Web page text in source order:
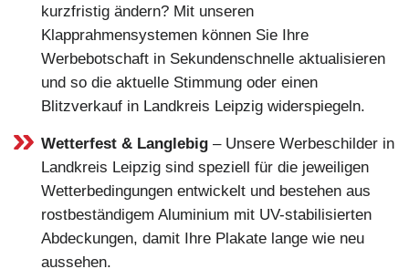
kurzfristig ändern? Mit unseren
Klapprahmensystemen können Sie Ihre
Werbebotschaft in Sekundenschnelle aktualisieren
und so die aktuelle Stimmung oder einen
Blitzverkauf in Landkreis Leipzig widerspiegeln.
Wetterfest & Langlebig – Unsere Werbeschilder in
Landkreis Leipzig sind speziell für die jeweiligen
Wetterbedingungen entwickelt und bestehen aus
rostbeständigem Aluminium mit UV-stabilisierten
Abdeckungen, damit Ihre Plakate lange wie neu
aussehen.